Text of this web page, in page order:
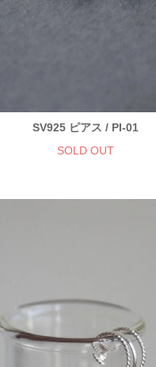
SV925 ピアス / PI-01
SOLD OUT